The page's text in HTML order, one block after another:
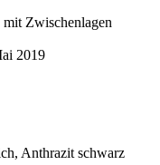
Zwischenlagen
2019
Anthrazit schwarz